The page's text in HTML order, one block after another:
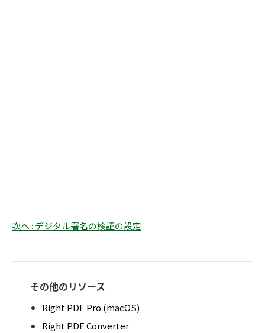
次へ : デジタル署名の検証の設定
その他のリソース
Right PDF Pro (macOS)
Right PDF Converter